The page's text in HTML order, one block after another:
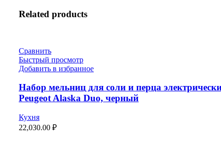
Related products
Сравнить
Быстрый просмотр
Добавить в избранное
Набор мельниц для соли и перца
Peugeot Alaska Duo, черный
Кухня
22,030.00 ₽